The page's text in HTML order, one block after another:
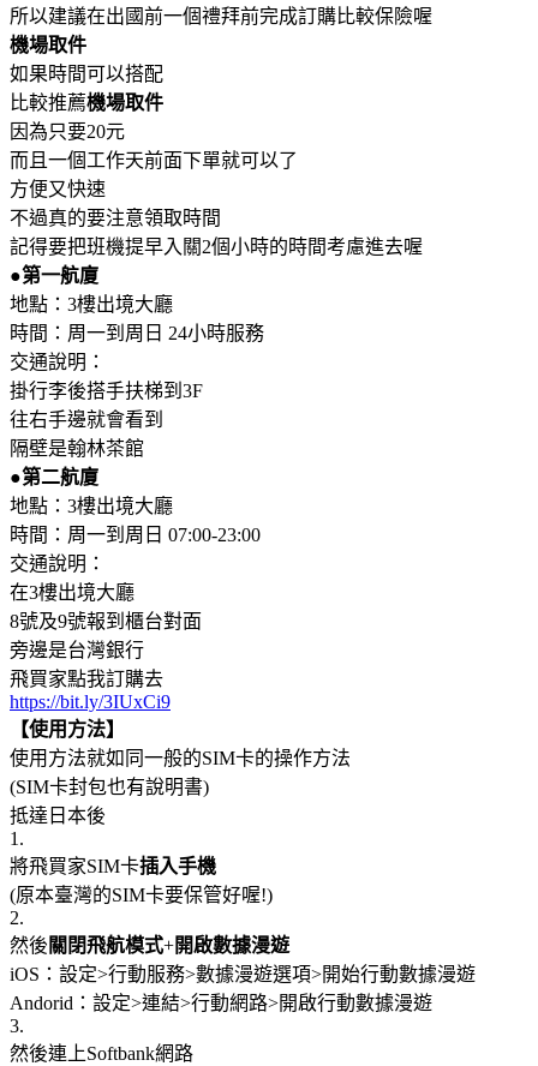
所以建議在出國前一個禮拜前完成訂購比較保險喔
機場取件
如果時間可以搭配
比較推薦機場取件
因為只要20元
而且一個工作天前面下單就可以了
方便又快速
不過真的要注意領取時間
記得要把班機提早入關2個小時的時間考慮進去喔
●第一航廈
地點：3樓出境大廳
時間：周一到周日 24小時服務
交通說明：
掛行李後搭手扶梯到3F
往右手邊就會看到
隔壁是翰林茶館
●第二航廈
地點：3樓出境大廳
時間：周一到周日 07:00-23:00
交通說明：
在3樓出境大廳
8號及9號報到櫃台對面
旁邊是台灣銀行
飛買家點我訂購去
https://bit.ly/3IUxCi9
【使用方法】
使用方法就如同一般的SIM卡的操作方法
(SIM卡封包也有說明書)
抵達日本後
1.
將飛買家SIM卡插入手機
(原本臺灣的SIM卡要保管好喔!)
2.
然後 關閉飛航模式+開啟數據漫遊
iOS：設定>行動服務>數據漫遊選項>開始行動數據漫遊
Andorid：設定>連結>行動網路>開啟行動數據漫遊
3.
然後連上Softbank網路